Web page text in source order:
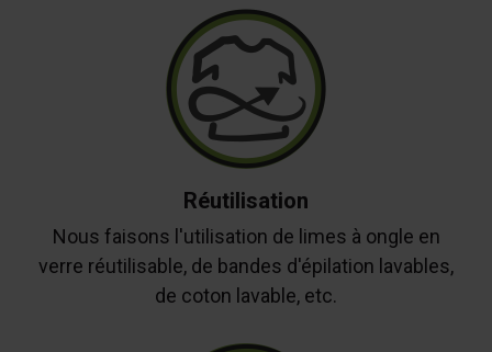
Réutilisation
Nous faisons l'utilisation de limes à ongle en
verre réutilisable, de bandes d'épilation lavables,
de coton lavable, etc.